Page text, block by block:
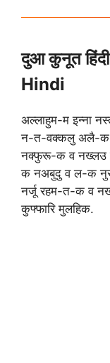
दुआ कुनूत
Hindi
अल्लाहुम-म इन्ना
न-त-वक्कलु अलै-क
नक्फुरू-क व नख्लउ
क नअबुदु व ल-क
नर्जू रहम-त-क व
कुफ्फारि मुलहिक.